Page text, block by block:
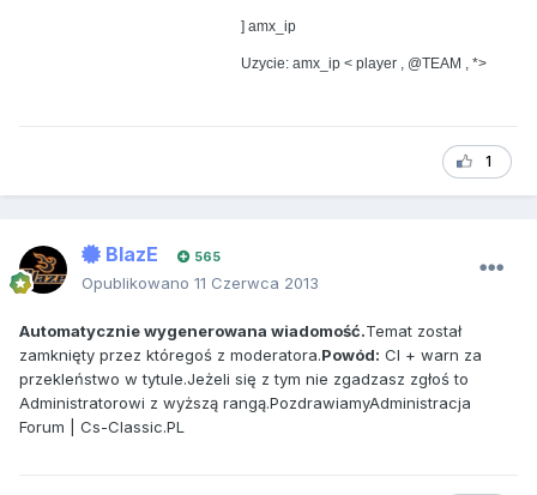
] amx_ip
Uzycie: amx_ip < player , @TEAM , *>
1
BlazE 565
Opublikowano 11 Czerwca 2013
Automatycznie wygenerowana wiadomość.Temat został
zamknięty przez któregoś z moderatora.Powód: Cl + warn za
przekleństwo w tytule.Jeżeli się z tym nie zgadzasz zgłoś to
Administratorowi z wyższą rangą.PozdrawiamyAdministracja
Forum | Cs-Classic.PL